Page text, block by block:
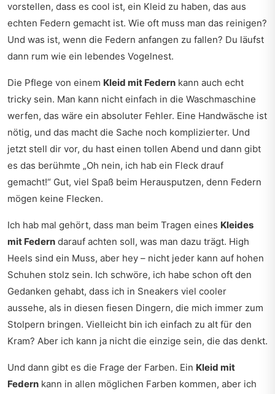
vorstellen, dass es cool ist, ein Kleid zu haben, das aus
echten Federn gemacht ist. Wie oft muss man das reinigen?
Und was ist, wenn die Federn anfangen zu fallen? Du läufst
dann rum wie ein lebendes Vogelnest.
Die Pflege von einem Kleid mit Federn kann auch echt
tricky sein. Man kann nicht einfach in die Waschmaschine
werfen, das wäre ein absoluter Fehler. Eine Handwäsche ist
nötig, und das macht die Sache noch komplizierter. Und
jetzt stell dir vor, du hast einen tollen Abend und dann gibt
es das berühmte „Oh nein, ich hab ein Fleck drauf
gemacht!“ Gut, viel Spaß beim Herausputzen, denn Federn
mögen keine Flecken.
Ich hab mal gehört, dass man beim Tragen eines Kleides
mit Federn darauf achten soll, was man dazu trägt. High
Heels sind ein Muss, aber hey – nicht jeder kann auf hohen
Schuhen stolz sein. Ich schwöre, ich habe schon oft den
Gedanken gehabt, dass ich in Sneakers viel cooler
aussehe, als in diesen fiesen Dingern, die mich immer zum
Stolpern bringen. Vielleicht bin ich einfach zu alt für den
Kram? Aber ich kann ja nicht die einzige sein, die das denkt.
Und dann gibt es die Frage der Farben. Ein Kleid mit
Federn kann in allen möglichen Farben kommen, aber ich